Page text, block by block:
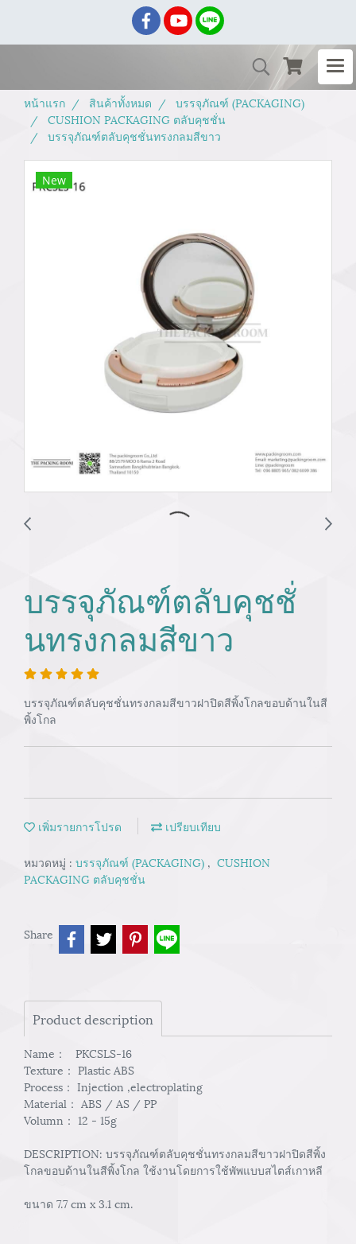
หน้าแรก สินค้าทั้งหมด
บรรจุภัณฑ์ (PACKAGING)
CUSHION PACKAGING ตลับคุชชั่น
บรรจุภัณฑ์ตลับคุชชั่นทรงกลมสีขาว
New
บรรจุภัณฑ์ตลับคุชชั่
นทรงกลมสีขาว
บรรจุภัณฑ์ตลับคุชชั่นทรงกลมสีขาวฝาปิดสีพิ้งโกลขอบด้านในสี
พิ้งโกล
เพิ่มรายการโปรด เปรียบเทียบ
หมวดหมู่ : บรรจุภัณฑ์ (PACKAGING) , CUSHION
PACKAGING ตลับคุชชั่น
Share
Product description
Name： PKCSLS-16
Texture： Plastic ABS
Process： Injection ,electroplating
Material： ABS / AS / PP
Volumn： 12 - 15g
DESCRIPTION: บรรจุภัณฑ์ตลับคุชชั่นทรงกลมสีขาวฝาปิดสีพิ้ง
โกลขอบด้านในสีพิ้งโกล ใช้งานโดยการใช้พัพแบบสไตส์เกาหลี
ขนาด 7.7 cm x 3.1 cm.